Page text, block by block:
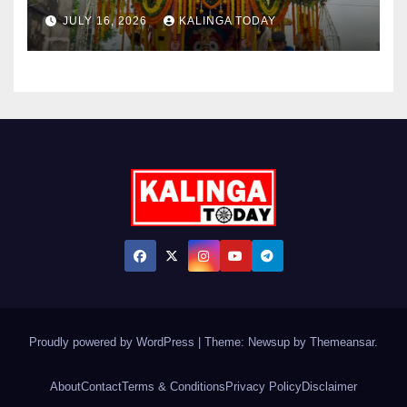
JULY 16, 2026 KALINGA TODAY
Proudly powered by WordPress Theme: Newsup by Themeansar.
AboutContactTerms & ConditionsPrivacy PolicyDisclaimer